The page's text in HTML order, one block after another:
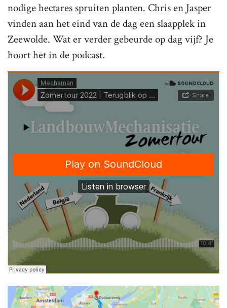
nodige hectares spruiten planten. Chris en Jasper
vinden aan het eind van de dag een slaapplek in
Zeewolde. Wat er verder gebeurde op dag vijf? Je
hoort het in de podcast.